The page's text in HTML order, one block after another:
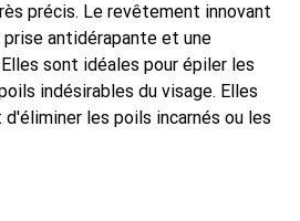
précis. Le revêtement innovant
antidérapante et une
sont idéales pour épiler les
indésirables du visage. Elles
les poils incarnés ou les